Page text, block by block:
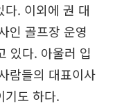
. 이외에 권 대
인 골프장 운영
있다. 아울러 입
람들의 대표이사
기도 하다.